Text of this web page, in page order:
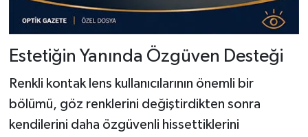
Estetiğin Yanında Özgüven Desteği
Renkli kontak lens kullanıcılarının önemli bir
bölümü, göz renklerini değiştirdikten sonra
kendilerini daha özgüvenli hissettiklerini